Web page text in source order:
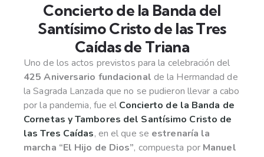
Concierto de la Banda del
Santísimo Cristo de las Tres
Caídas de Triana
Uno de los actos previstos para la celebración del
425 Aniversario fundacional de la Hermandad de
la Sagrada Lanzada que no se pudieron llevar a cabo
por la pandemia, fue el Concierto de la Banda de
Cornetas y Tambores del Santísimo Cristo de
las Tres Caídas, en el que se estrenaría la
marcha “El Hijo de Dios”, compuesta por Manuel